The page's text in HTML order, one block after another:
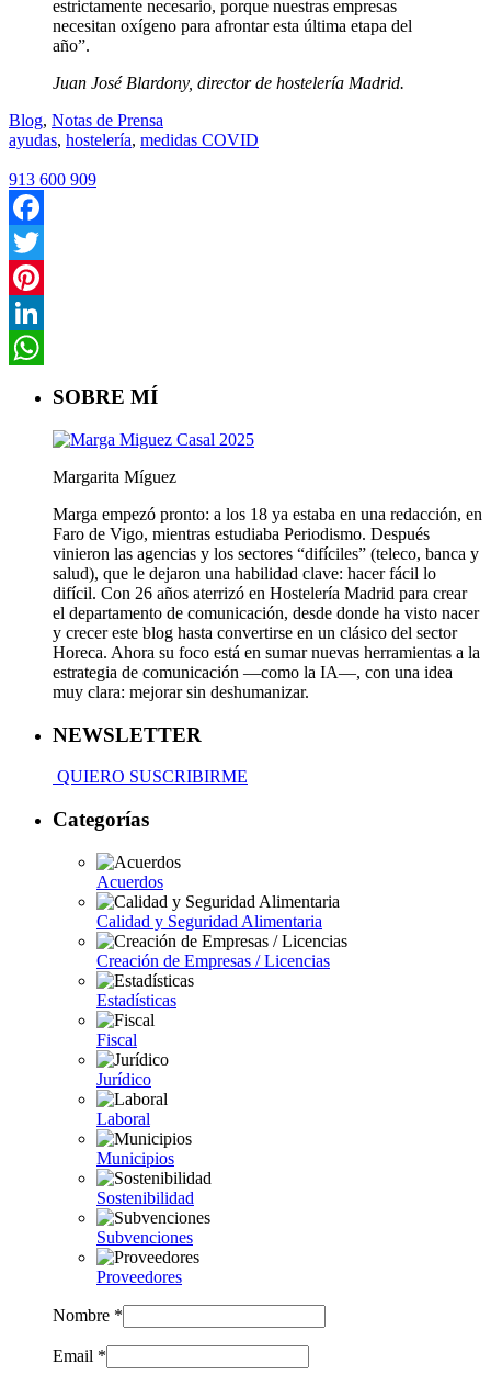
estrictamente necesario, porque nuestras empresas
necesitan oxígeno para afrontar esta última etapa del
año”.
Juan José Blardony, director de hostelería Madrid.
Blog, Notas de Prensa
ayudas, hostelería, medidas COVID
913 600 909
Facebook
Twitter
Pinterest
LinkedIn
SOBRE MÍ
Margarita Míguez
Marga empezó pronto: a los 18 ya estaba en una redacción, en
Faro de Vigo, mientras estudiaba Periodismo. Después
vinieron las agencias y los sectores “difíciles” (teleco, banca y
salud), que le dejaron una habilidad clave: hacer fácil lo
difícil. Con 26 años aterrizó en Hostelería Madrid para crear
el departamento de comunicación, desde donde ha visto nacer
y crecer este blog hasta convertirse en un clásico del sector
Horeca. Ahora su foco está en sumar nuevas herramientas a la
estrategia de comunicación —como la IA—, con una idea
muy clara: mejorar sin deshumanizar.
NEWSLETTER
QUIERO SUSCRIBIRME
Categorías
Acuerdos
Calidad y Seguridad Alimentaria
Creación de Empresas / Licencias
Estadísticas
Fiscal
Jurídico
Laboral
Municipios
Sostenibilidad
Subvenciones
Proveedores
Nombre *
Email *